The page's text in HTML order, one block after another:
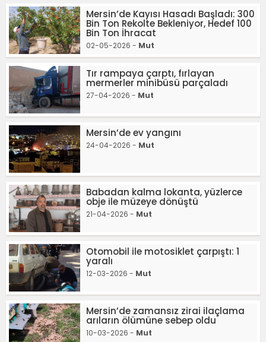
Mersin’de Kayısı Hasadı Başladı: 300
Bin Ton Rekolte Bekleniyor, Hedef 100
Bin Ton İhracat
02-05-2026 - Mut
Tır rampaya çarptı, fırlayan
mermerler minibüsü parçaladı
27-04-2026 - Mut
Mersin’de ev yangını
24-04-2026 - Mut
Babadan kalma lokanta, yüzlerce
obje ile müzeye dönüştü
21-04-2026 - Mut
Otomobil ile motosiklet çarpıştı: 1
yaralı
12-03-2026 - Mut
Mersin’de zamansız zirai ilaçlama
arıların ölümüne sebep oldu
10-03-2026 - Mut